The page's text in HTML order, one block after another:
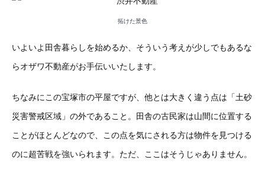
拓けた景色
いよいよ田舎暮らしを始めるか、そういう考えが少しでもあるな
らオザワ不動産がお手伝いいたします。
ちなみにこの宝塚市の平屋ですが、他とは大きく違う点は「土砂
災害警戒区域」の外であること。田舎の古民家は山間に位置する
ことがほとんどなので、この点を気にされる方は物件を見つける
のに超苦戦を強いられます。ただ、ここはそうじゃありません。